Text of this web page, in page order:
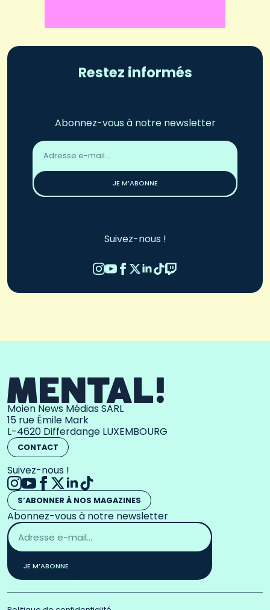
Restez informés
Abonnez-vous à notre newsletter
Adresse
email
JE M’ABONNE
Suivez-nous !
Moien News Médias SARL
15 rue Émile Mark
L-4620 Differdange LUXEMBOURG
CONTACT
Suivez-nous !
S’ABONNER À NOS MAGAZINES
Abonnez-vous à notre newsletter
Adresse
email
*
JE M’ABONNE